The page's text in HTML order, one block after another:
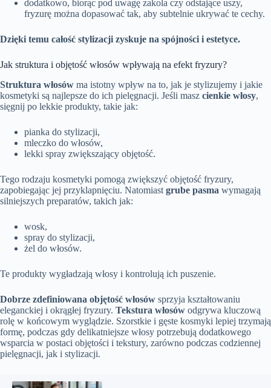
dodatkowo, biorąc pod uwagę zakola czy odstające uszy,
fryzurę można dopasować tak, aby subtelnie ukrywać te cechy.
Dzięki temu całość stylizacji zyskuje na spójności i estetyce.
Jak struktura i objętość włosów wpływają na efekt fryzury?
Struktura włosów ma istotny wpływ na to, jak je stylizujemy i jakie
kosmetyki są najlepsze do ich pielęgnacji. Jeśli masz cienkie włosy,
sięgnij po lekkie produkty, takie jak:
pianka do stylizacji,
mleczko do włosów,
lekki spray zwiększający objętość.
Tego rodzaju kosmetyki pomogą zwiększyć objętość fryzury,
zapobiegając jej przyklapnięciu. Natomiast grube pasma wymagają
silniejszych preparatów, takich jak:
wosk,
spray do stylizacji,
żel do włosów.
Te produkty wygładzają włosy i kontrolują ich puszenie.
Dobrze zdefiniowana objętość włosów sprzyja kształtowaniu
eleganckiej i okrągłej fryzury. Tekstura włosów odgrywa kluczową
rolę w końcowym wyglądzie. Szorstkie i gęste kosmyki lepiej trzymają
formę, podczas gdy delikatniejsze włosy potrzebują dodatkowego
wsparcia w postaci objętości i tekstury, zarówno podczas codziennej
pielęgnacji, jak i stylizacji.